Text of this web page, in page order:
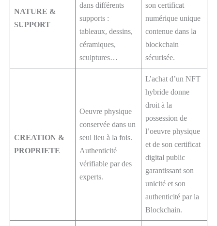
NATURE &
SUPPORT
dans différents
supports :
tableaux, dessins,
céramiques,
sculptures…
son certificat
numérique unique
contenue dans la
blockchain
sécurisée.
CREATION &
PROPRIETE
Oeuvre physique
conservée dans un
seul lieu à la fois.
Authenticité
vérifiable par des
experts.
L’achat d’un NFT
hybride donne
droit à la
possession de
l’oeuvre physique
et de son certificat
digital public
garantissant son
unicité et son
authenticité par la
Blockchain.